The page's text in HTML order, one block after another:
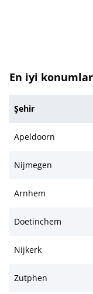
En iyi konumlar
Şehir
Apeldoorn
Nijmegen
Arnhem
Doetinchem
Nijkerk
Zutphen